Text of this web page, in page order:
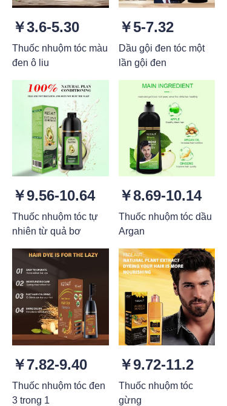
￥3.6-5.30
Thuốc nhuộm tóc màu
đen ô liu
￥5-7.32
Dầu gội đen tóc một
lần gội đen
￥9.56-10.64
Thuốc nhuộm tóc tự
nhiên từ quả bơ
￥8.69-10.14
Thuốc nhuộm tóc dầu
Argan
￥7.82-9.40
Thuốc nhuộm tóc đen
3 trong 1
￥9.72-11.2
Thuốc nhuộm tóc
gừng